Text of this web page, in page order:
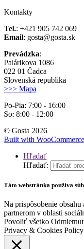
Kontakty
Tel.: +421 905 742 069
Email: gosta@gosta.sk
Prevádzka:
Palárikova 1086
022 01 Čadca
Slovenská republika
>>> Mapa
Po-Pia: 7:00 - 16:00
So: 8:00 - 12:00
© Gosta 2026
Built with WooCommerce
Hľadať
Hľadať:
Táto webstránka používa
Na prispôsobenie
partnerom v oblasti
Povoliť všetko
Privacy & Cookies Policy